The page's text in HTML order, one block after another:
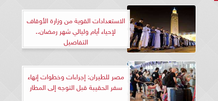
الاستعدادات القوية من وزارة الأوقاف
لإحياء أيام وليالي شهر رمضان..
التفاصيل
مصر للطيران: إجراءات وخطوات إنهاء
سفر الحقيبة قبل التوجه إلى المطار